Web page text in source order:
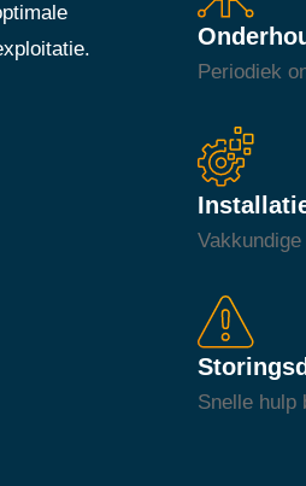
Periodiek
Snelle hulp